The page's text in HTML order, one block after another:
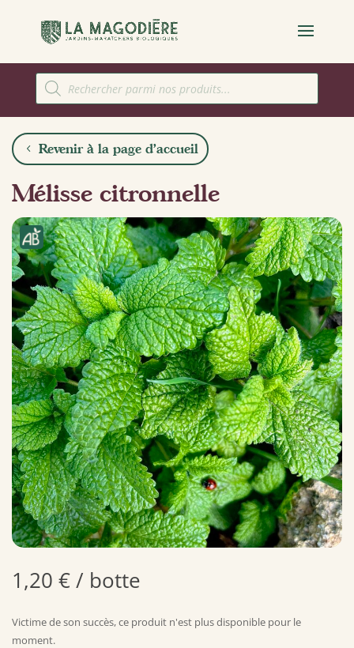
Recherche
de
produits
Revenir à la page d'accueil
Mélisse citronnelle
1,20 €/ botte
Victime de son succès, ce produit n'est plus disponible pour le
moment.